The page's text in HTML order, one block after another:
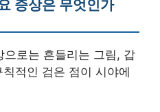
증상은 무엇인가
으로는 흔들리는 그림, 갑
적인 검은 점이 시야에